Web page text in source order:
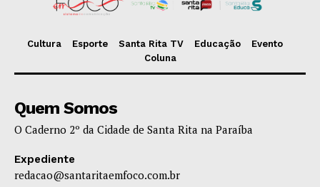
Cultura Esporte Santa Rita TV Educação
Evento
Coluna
Quem Somos
O Caderno 2º da Cidade de Santa Rita na Paraíba
Expediente
redacao@santaritaemfoco.com.br